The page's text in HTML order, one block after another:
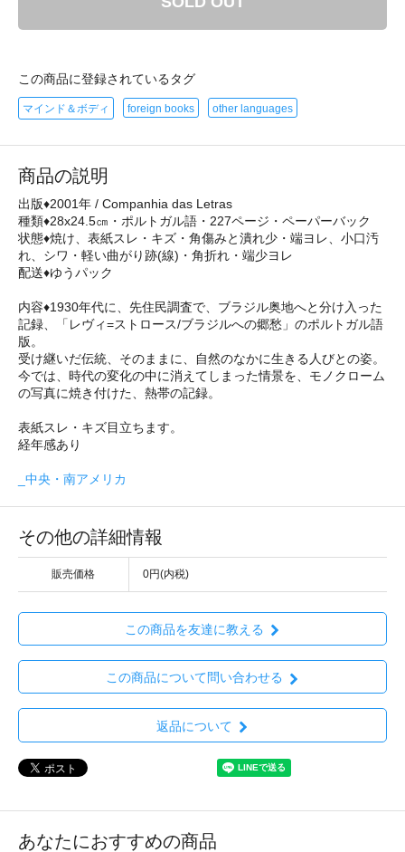
この商品に登録されているタグ
マインド＆ボディ foreign books other languages
商品の説明
出版♦2001年 / Companhia das Letras
種類♦28x24.5㎝・ポルトガル語・227ページ・ペーパーバック
状態♦焼け、表紙スレ・キズ・角傷みと潰れ少・端ヨレ、小口汚
れ、シワ・軽い曲がり跡(線)・角折れ・端少ヨレ
配送♦ゆうパック
内容♦1930年代に、先住民調査で、ブラジル奥地へと分け入った
記録、「レヴィ=ストロース/ブラジルへの郷愁」のポルトガル語
版。
受け継いだ伝統、そのままに、自然のなかに生きる人びとの姿。
今では、時代の変化の中に消えてしまった情景を、モノクローム
の写真に焼き付けた、熱帯の記録。
表紙スレ・キズ目立ちます。
経年感あり
_中央・南アメリカ
その他の詳細情報
販売価格 0円(内税)
この商品を友達に教える
この商品について問い合わせる
返品について
あなたにおすすめの商品